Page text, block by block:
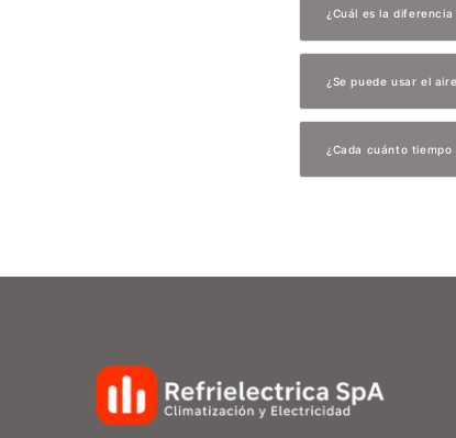
¿Cuál es la
¿Se puede usar el
¿Cada cuánto